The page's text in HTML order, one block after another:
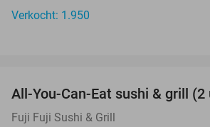
Verkocht: 1.950
All-You-Can-Eat sushi & grill
Fuji Fuji Sushi & Grill